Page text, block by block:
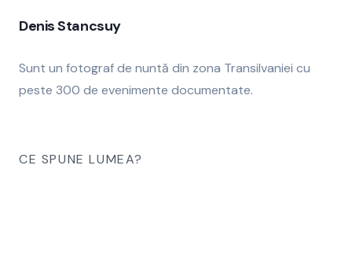
Denis Stancsuy
Sunt un fotograf de nuntă din zona Transilvaniei cu
peste 300 de evenimente documentate.
CE SPUNE LUMEA?